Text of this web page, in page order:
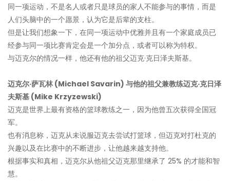
同一项运动，不是名人或者只是球员的家人不能参与的事情，而是
人们头脑中的一个愿景，认为它是后辈的支柱。
但是让我们想象一下，在同一项运动中优雅并且有一个家庭成员已
经参与同一项比赛肯定会是一个加分点，或者可以称为特权。
与迈克尔的情况一样，他还有他的祖父迈克·克日泽夫斯基。
迈克尔·萨瓦林 (Michael Savarin) 与他的祖父兼教练迈克·克日泽
夫斯基 (Mike Krzyzewski)
迈克是世界上最有资格的篮球教练之一，因为他曾五次获得全国冠
军。
也有消息称，迈克从未说服迈克去尝试打篮球，但迈克对打杜克的
兴趣以及在比赛中的不断进步，让他越来越支持他。
根据事实和真相，迈克尔从他祖父迈克那里继承了 25% 的才能和智
慧。